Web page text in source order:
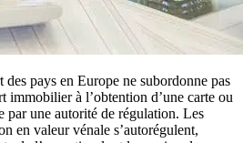
pays en Europe ne subordonne pas
immobilier à l’obtention d’une carte ou
par une autorité de régulation. Les
en valeur vénale s’autorégulent,